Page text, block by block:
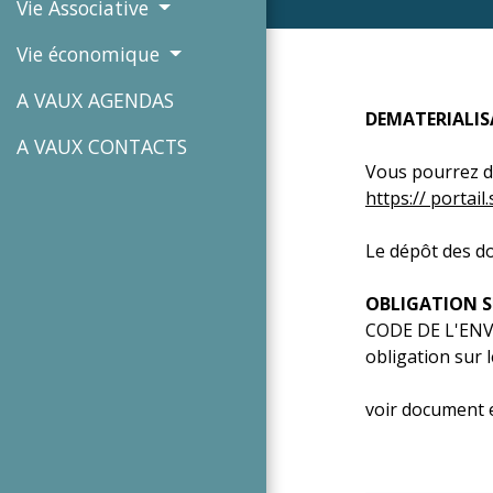
Vie Associative
Vie économique
A VAUX AGENDAS
A VAUX CONTACTS
Vous pourrez
https://
Le dépôt des
OBLIGATION
CODE DE
obligation sur
voir document